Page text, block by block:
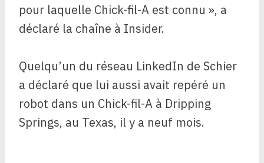
pour laquelle Chick-fil-A est connu », a
déclaré la chaîne à Insider.
Quelqu’un du réseau LinkedIn de Schier
a déclaré que lui aussi avait repéré un
robot dans un Chick-fil-A à Dripping
Springs, au Texas, il y a neuf mois.